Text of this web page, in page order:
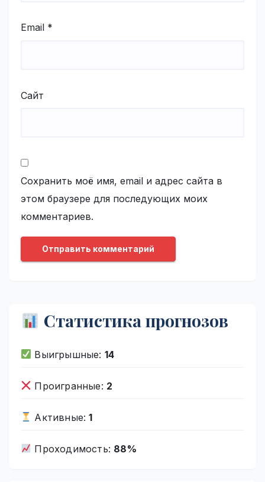
Email *
Сайт
Сохранить моё имя, email и адрес сайта в
этом браузере для последующих моих
комментариев.
Статистика прогнозов
Выигрышные: 14
Проигранные: 2
Активные:1
Проходимость: 88%